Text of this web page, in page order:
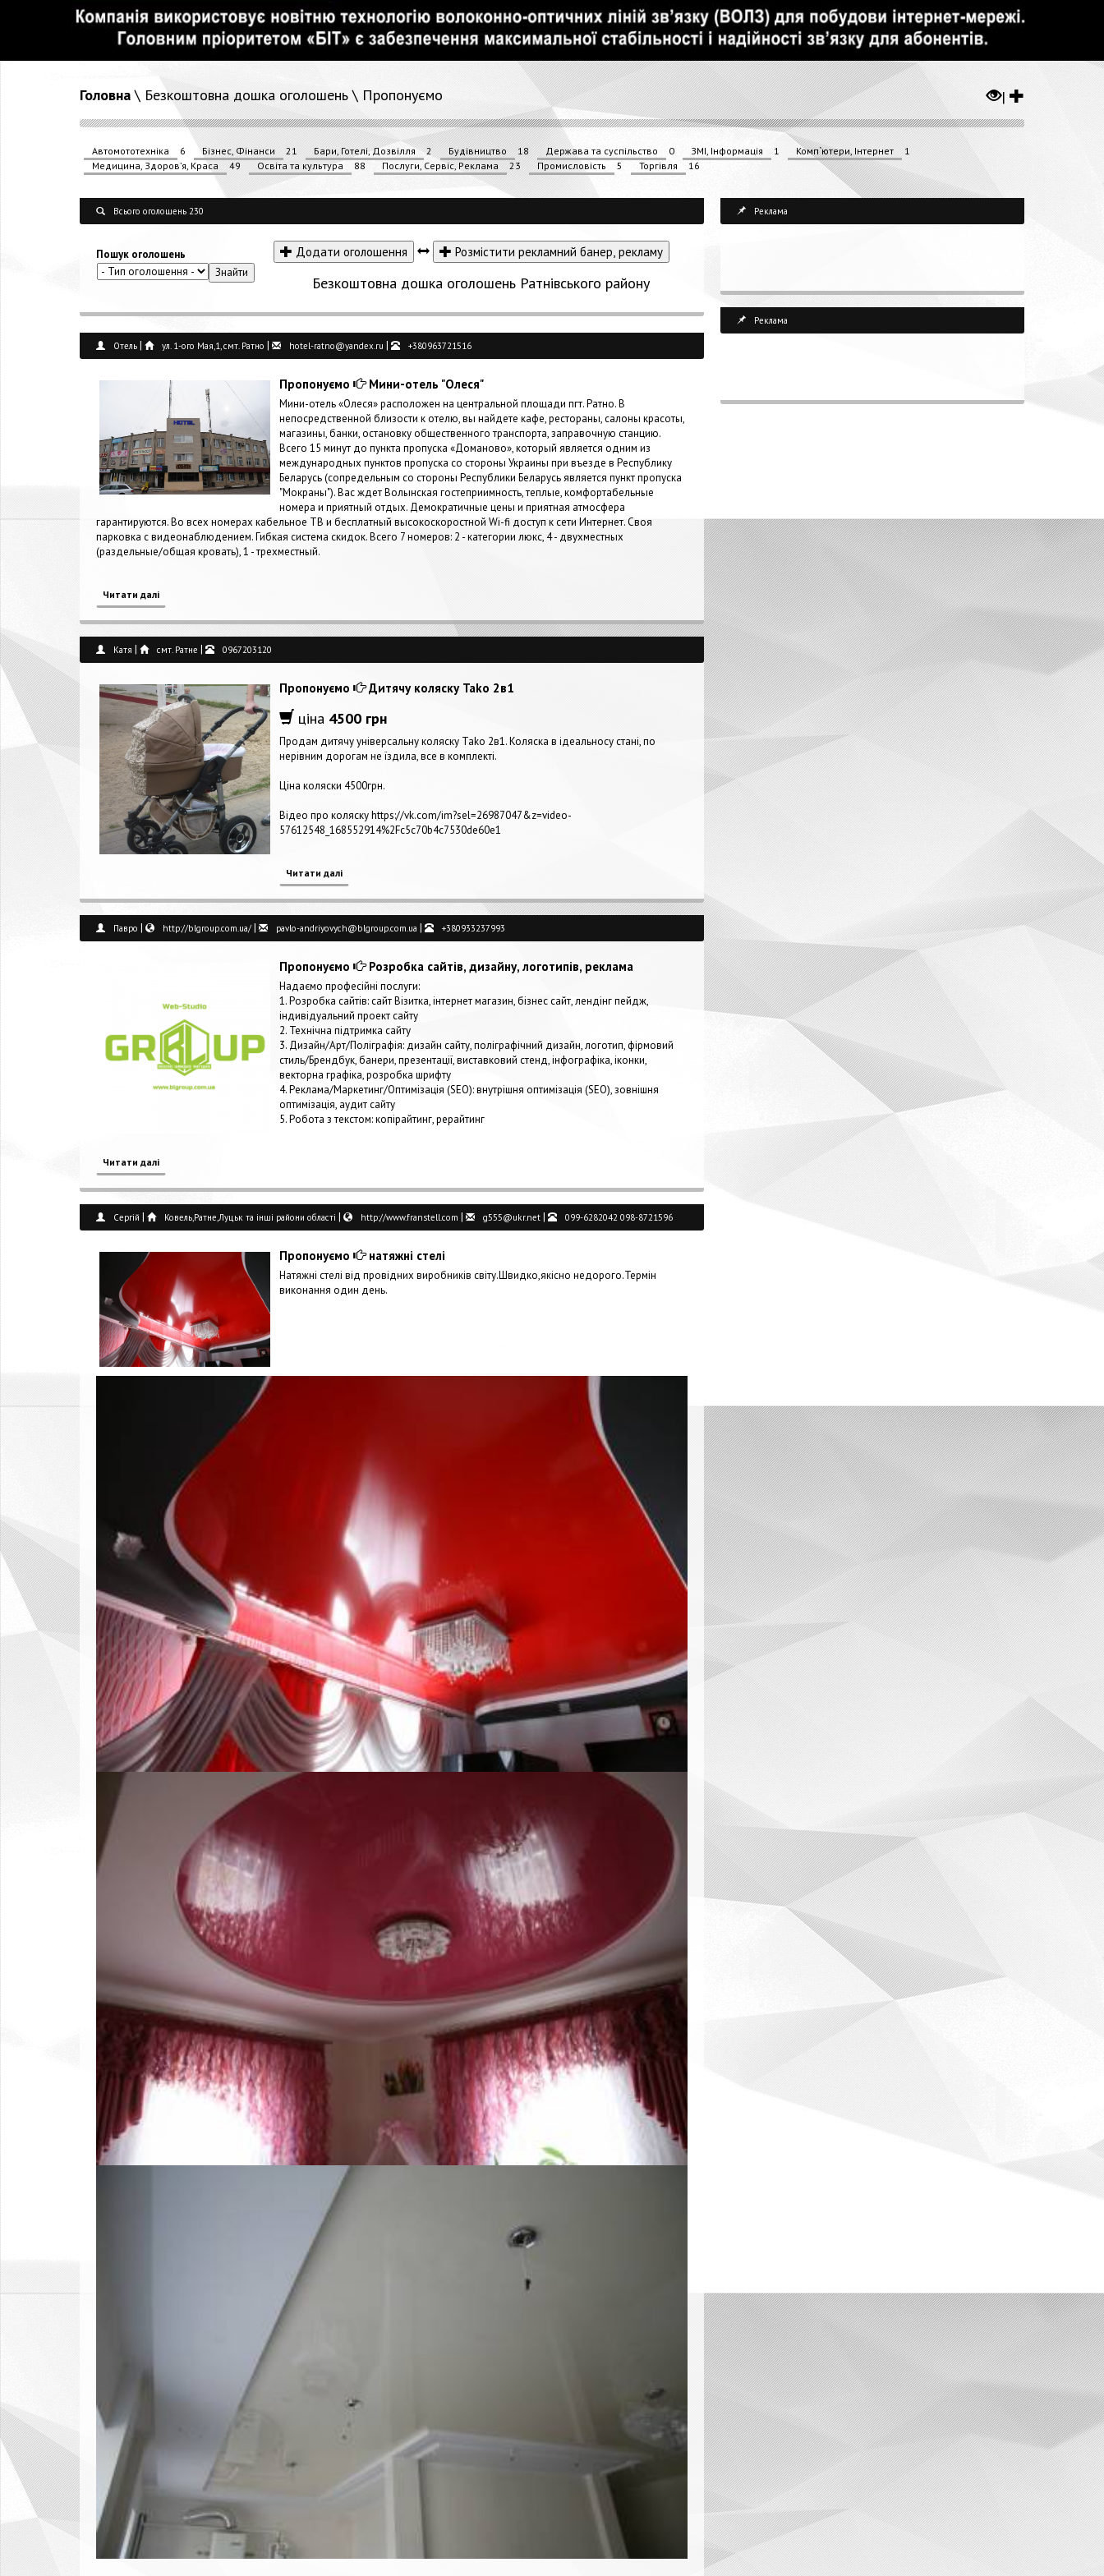
Головна\ Безкоштовна дошка оголошень\ Пропонуємо |
Автомототехніка 6 Бізнес, Фінанси 21 Бари, Готелі, Дозвілля 2 Будівництво 18 Держава та суспільство 0 ЗМІ, Інформація 1 Комп`ютери, Інтернет
1
Медицина, Здоров’я, Краса
49 Освіта та культура 88 Послуги, Сервіс, Реклама 23 Промисловість 5 Торгівля 16
Всього оголошень 230
Пошук оголошень Додати оголошення Розмістити рекламний банер, рекламу
Безкоштовна дошка оголошень Ратнівського району
Отель | ул. 1-ого Мая,1, смт. Ратно | hotel-ratno@yandex.ru | +380963721516
Пропонуємо Мини-отель "Олеся"
Мини-отель «Олеся» расположен на центральной площади пгт. Ратно. В
непосредственной близости к отелю, вы найдете кафе, рестораны, салоны красоты,
магазины, банки, остановку общественного транспорта, заправочную станцию.
Всего 15 минут до пункта пропуска «Доманово», который является одним из
международных пунктов пропуска со стороны Украины при въезде в Республику
Беларусь (сопредельным со стороны Республики Беларусь является пункт пропуска
"Мокраны"). Вас ждет Волынская гостеприимность, теплые, комфортабельные
номера и приятный отдых. Демократичные цены и приятная атмосфера
гарантируются. Во всех номерах кабельное ТВ и бесплатный высокоскоростной Wi-fi доступ к сети Интернет. Своя
парковка с видеонаблюдением. Гибкая система скидок. Всего 7 номеров: 2 - категории люкс, 4 - двухместных
(раздельные/общая кровать), 1 - трехместный.
Читати далі
Катя | смт. Ратне | 0967203120
Пропонуємо Дитячу коляску Tako 2в1
ціна 4500 грн
Продам дитячу універсальну коляску Tako 2в1. Коляска в ідеальносу стані, по
нерівним дорогам не їздила, все в комплекті.
Ціна коляски 4500грн.
Відео про коляску https://vk.com/im?sel=26987047&z=video-
57612548_168552914%2Fc5c70b4c7530de60e1
Читати далі
Павро | http://blgroup.com.ua/| pavlo-andriyovych@blgroup.com.ua | +380933237993
Пропонуємо Розробка сайтів, дизайну, логотипів, реклама
Надаємо професійні послуги:
1. Розробка сайтів: сайт Візитка, інтернет магазин, бізнес сайт, лендінг пейдж,
індивідуальний проект сайту
2. Технічна підтримка сайту
3. Дизайн/Арт/Поліграфія: дизайн сайту, поліграфічний дизайн, логотип, фірмовий
стиль/Брендбук, банери, презентації, виставковий стенд, інфографіка, іконки,
векторна графіка, розробка шрифту
4. Реклама/Маркетинг/Оптимізація (SEO): внутрішня оптимізація (SEO), зовнішня
оптимізація, аудит сайту
5. Робота з текстом: копірайтинг, рерайтинг
Читати далі
Сергій | Ковель,Ратне,Луцьк та інші райони області | http://www.franstell.com | g555@ukr.net | 099-6282042 098-8721596
Пропонуємо натяжні стелі
Натяжні стелі від провідних виробників світу.Швидко,якісно недорого.Термін
виконання один день.
Реклама
Реклама